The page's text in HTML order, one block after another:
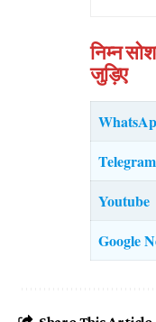
निम्न
जुड़िए
Telegram
Youtube
Google